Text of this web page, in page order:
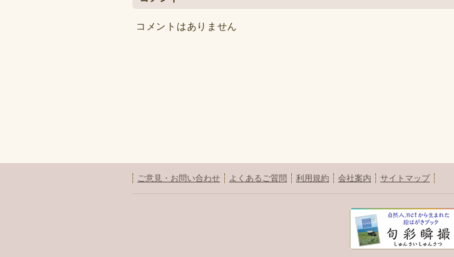
コメントはありません
ご意見・お問い合わせ よくあるご質問 利用規約 会社案内 サイトマップ